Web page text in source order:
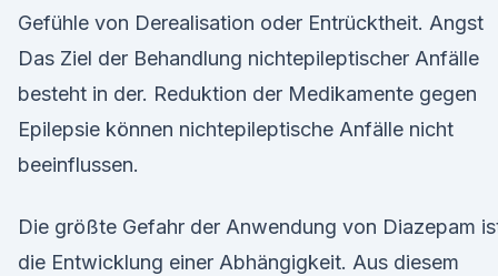
Gefühle von Derealisation oder Entrücktheit. Angst
Das Ziel der Behandlung nichtepileptischer Anfälle
besteht in der. Reduktion der Medikamente gegen
Epilepsie können nichtepileptische Anfälle nicht
beeinflussen.
Die größte Gefahr der Anwendung von Diazepam
die Entwicklung einer Abhängigkeit. Aus diesem